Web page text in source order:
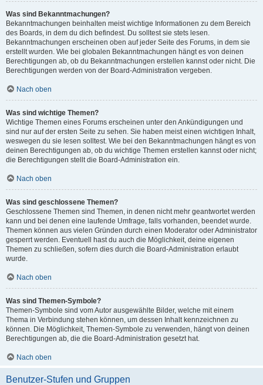
Was sind Bekanntmachungen?
Bekanntmachungen beinhalten meist wichtige Informationen zu dem Bereich
des Boards, in dem du dich befindest. Du solltest sie stets lesen.
Bekanntmachungen erscheinen oben auf jeder Seite des Forums, in dem sie
erstellt wurden. Wie bei globalen Bekanntmachungen hängt es von deinen
Berechtigungen ab, ob du Bekanntmachungen erstellen kannst oder nicht. Die
Berechtigungen werden von der Board-Administration vergeben.
Nach oben
Was sind wichtige Themen?
Wichtige Themen eines Forums erscheinen unter den Ankündigungen und
sind nur auf der ersten Seite zu sehen. Sie haben meist einen wichtigen Inhalt,
weswegen du sie lesen solltest. Wie bei den Bekanntmachungen hängt es von
deinen Berechtigungen ab, ob du wichtige Themen erstellen kannst oder nicht;
die Berechtigungen stellt die Board-Administration ein.
Nach oben
Was sind geschlossene Themen?
Geschlossene Themen sind Themen, in denen nicht mehr geantwortet werden
kann und bei denen eine laufende Umfrage, falls vorhanden, beendet wurde.
Themen können aus vielen Gründen durch einen Moderator oder Administrator
gesperrt werden. Eventuell hast du auch die Möglichkeit, deine eigenen
Themen zu schließen, sofern dies durch die Board-Administration erlaubt
wurde.
Nach oben
Was sind Themen-Symbole?
Themen-Symbole sind vom Autor ausgewählte Bilder, welche mit einem
Thema in Verbindung stehen können, um dessen Inhalt kennzeichnen zu
können. Die Möglichkeit, Themen-Symbole zu verwenden, hängt von deinen
Berechtigungen ab, die die Board-Administration gesetzt hat.
Nach oben
Benutzer-Stufen und Gruppen